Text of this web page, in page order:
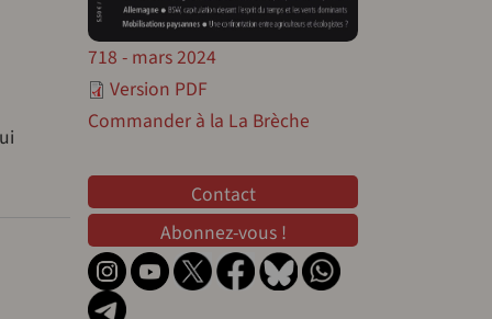
718 - mars 2024
Version PDF
Commander à la La Brèche
Contact
Abonnez-vous !